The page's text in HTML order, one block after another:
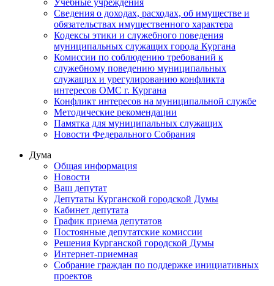
Сведения о доходах, расходах, об имуществе и
обязательствах имущественного характера
Кодексы этики и служебного поведения
муниципальных служащих города Кургана
Комиссии по соблюдению требований к
служебному поведению муниципальных
служащих и урегулированию конфликта
интересов ОМС г. Кургана
Конфликт интересов на муниципальной службе
Методические рекомендации
Памятка для муниципальных служащих
Новости Федерального Cобрания
Дума
Общая информация
Новости
Ваш депутат
Депутаты Курганской городской Думы
Кабинет депутата
График приема депутатов
Постоянные депутатские комиссии
Решения Курганской городской Думы
Интернет-приемная
Собрание граждан по поддержке инициативных
проектов